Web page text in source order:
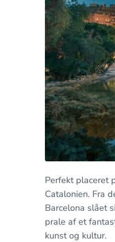
Perfekt placeret
Catalonien. Fra
Barcelona slået
prale af et
kunst og kultur.